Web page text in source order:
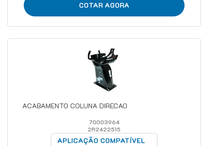
COTAR AGORA
ACABAMENTO COLUNA DIRECAO
70003964
2R2422515
APLICAÇÃO COMPATÍVEL